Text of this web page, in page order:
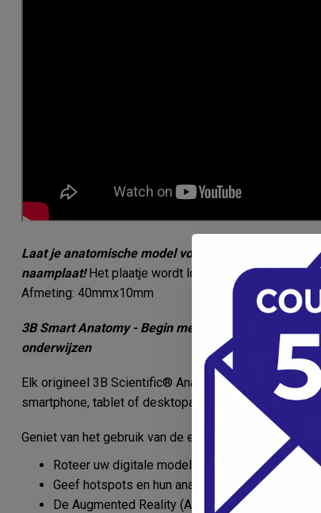
Laat je anatomische model voorzien van een
naamplaat!Het plaatje wordt los meegezonden
Afmeting: 40mmx10mm
3B Smart Anatomy - Begin met uw nieuwe manier
onderwijzen
Elk origineel 3B Scientific® Anatomy Model geeft u
smartphone, tablet of desktopapparaat.
Geniet van het gebruik van de exclusieve virtuele
Roteer uw digitale model vrij en zoom in en uit
Geef hotspots en hun anatomische structuren
De Augmented Reality (AR)-functie start uw